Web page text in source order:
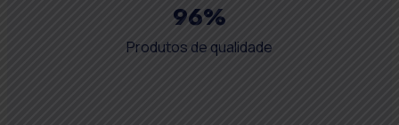
Produtos de qualidade
96%